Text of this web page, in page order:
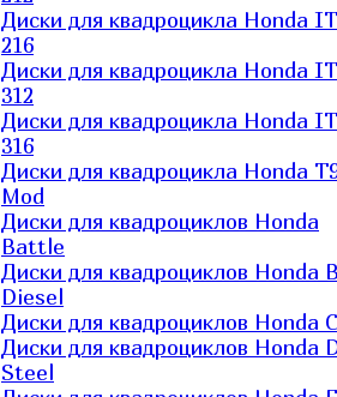
Диски для квадроцикла Honda
216
Диски для квадроцикла Honda
312
Диски для квадроцикла Honda
316
Диски для квадроцикла Honda
Mod
Диски для квадроциклов Honda
Battle
Диски для квадроциклов Honda
Diesel
Диски для квадроциклов Honda
Диски для квадроциклов Honda
Steel